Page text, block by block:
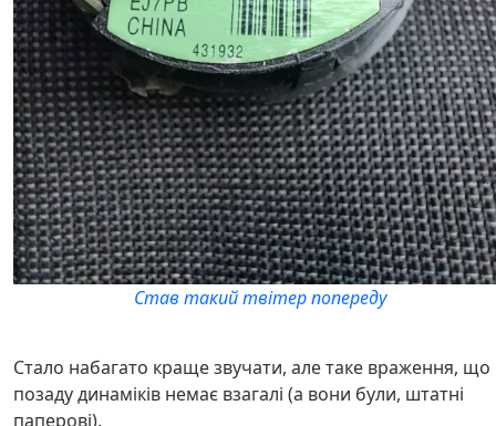
Став такий твітер попереду
Стало набагато краще звучати, але таке враження, що
позаду динаміків немає взагалі (а вони були, штатні
паперові).